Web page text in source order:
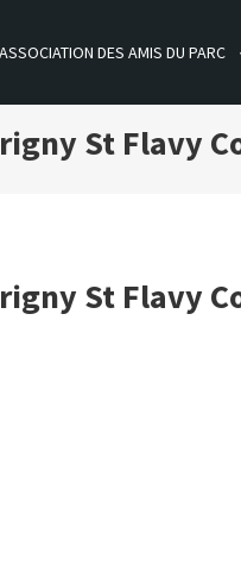
D'ORIENT
DES AMIS DU PARC
St Flavy
St Flavy